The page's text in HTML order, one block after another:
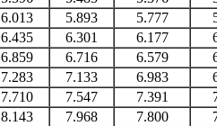
6.013 5.893 5.777
6.435 6.301 6.177
6.859 6.716 6.579
7.283 7.133 6.983
7.710 7.547 7.391
8.143 7.968 7.800